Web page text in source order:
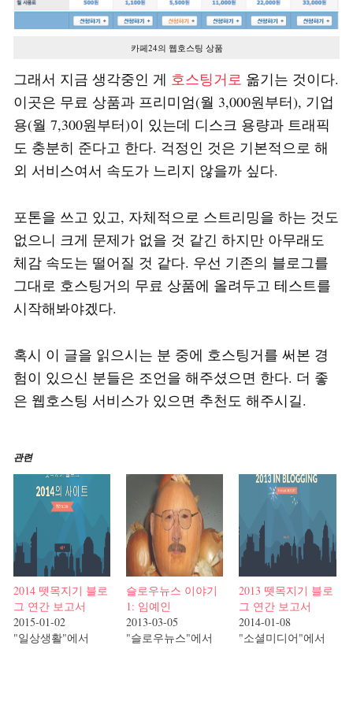
카페24의 웹호스팅 상품
그래서 지금 생각중인 게 호스팅거로 옮기는 것이다.
이곳은 무료 상품과 프리미엄(월 3,000원부터), 기업
용(월 7,300원부터)이 있는데 디스크 용량과 트래픽
도 충분히 준다고 한다. 걱정인 것은 기본적으로 해
외 서비스여서 속도가 느리지 않을까 싶다.
포톤을 쓰고 있고, 자체적으로 스트리밍을 하는 것도
없으니 크게 문제가 없을 것 같긴 하지만 아무래도
체감 속도는 떨어질 것 같다. 우선 기존의 블로그를
그대로 호스팅거의 무료 상품에 올려두고 테스트를
시작해봐야겠다.
혹시 이 글을 읽으시는 분 중에 호스팅거를 써본 경
험이 있으신 분들은 조언을 해주셨으면 한다. 더 좋
은 웹호스팅 서비스가 있으면 추천도 해주시길.
관련
2014 뗏목지기 블로
그 연간 보고서
2015-01-02
"일상생활"에서
슬로우뉴스 이야기
1: 임예인
2013-03-05
"슬로우뉴스"에서
2013 뗏목지기 블로
그 연간 보고서
2014-01-08
"소셜미디어"에서